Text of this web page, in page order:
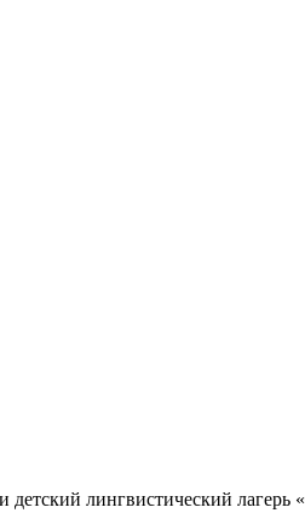
лингвистический лагерь